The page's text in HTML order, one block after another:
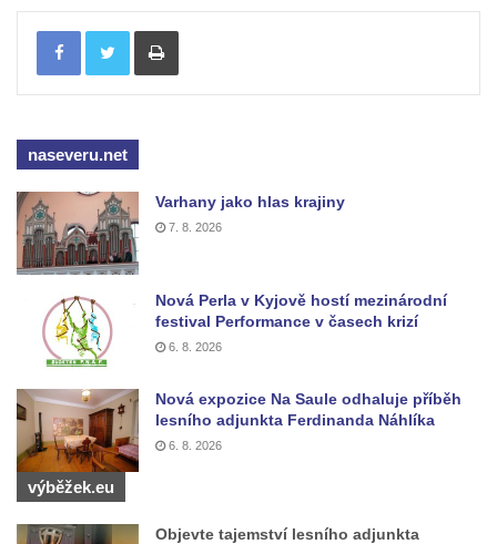
čp. 69/1 v Českých Budějovicích
Socha Jana Valeria Jirsíka u Černé věže v
Českých Budějovicích
kostela svatého Mikuláše v Českých
Budějovicích
Socha svatého Jana Nepomuckého u
kostela svaté Rodiny v Českých
Socha S tebou v parku na Senovážném
náměstí v Českých Budějovicích
náměstí v Českých Budějovicích
Sousoší Humanoidi na Lannově třídě v
Českých Budějovicích
Pomník Vojtěcha Adalberta Lanny v parku
Na Sadech v Českých Budějovicích
Tisknout
naseveru.net
Varhany jako hlas krajiny
7. 8. 2026
Nová Perla v Kyjově hostí mezinárodní
festival Performance v časech krizí
6. 8. 2026
Nová expozice Na Saule odhaluje příběh
lesního adjunkta Ferdinanda Náhlíka
6. 8. 2026
výběžek.eu
Objevte tajemství lesního adjunkta